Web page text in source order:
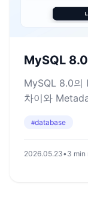
MySQL
MySQL 8.0의
차이와
#database
2026.05.23•3 min